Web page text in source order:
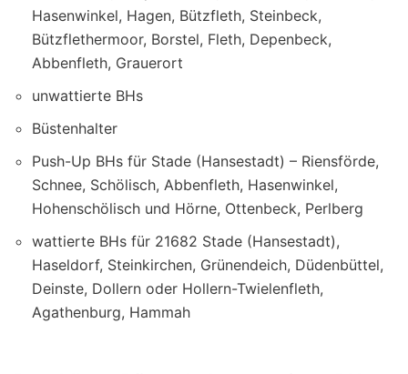
Hasenwinkel, Hagen, Bützfleth, Steinbeck,
Bützflethermoor, Borstel, Fleth, Depenbeck,
Abbenfleth, Grauerort
unwattierte BHs
Büstenhalter
Push-Up BHs für Stade (Hansestadt) – Riensförde,
Schnee, Schölisch, Abbenfleth, Hasenwinkel,
Hohenschölisch und Hörne, Ottenbeck, Perlberg
wattierte BHs für 21682 Stade (Hansestadt),
Haseldorf, Steinkirchen, Grünendeich, Düdenbüttel,
Deinste, Dollern oder Hollern-Twielenfleth,
Agathenburg, Hammah